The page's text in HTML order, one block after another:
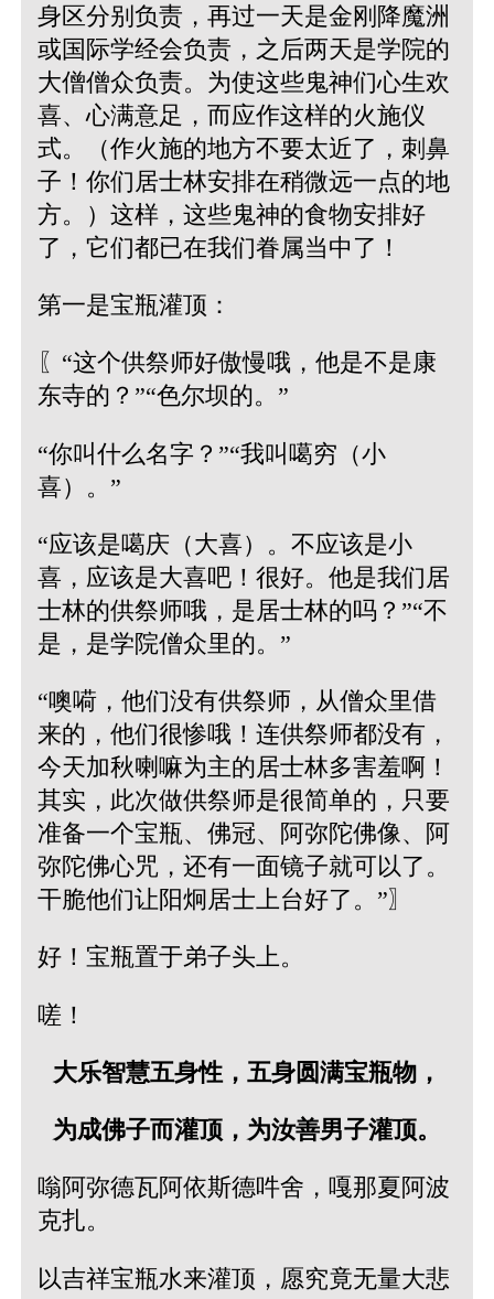
身区分别负责，再过一天是金刚降魔洲
或国际学经会负责，之后两天是学院的
大僧僧众负责。为使这些鬼神们心生欢
喜、心满意足，而应作这样的火施仪
式。（作火施的地方不要太近了，刺鼻
子！你们居士林安排在稍微远一点的地
方。）这样，这些鬼神的食物安排好
了，它们都已在我们眷属当中了！
第一是宝瓶灌顶：
〖“这个供祭师好傲慢哦，他是不是康
东寺的？”“色尔坝的。”
“你叫什么名字？”“我叫噶穷（小
喜）。”
“应该是噶庆（大喜）。不应该是小
喜，应该是大喜吧！很好。他是我们居
士林的供祭师哦，是居士林的吗？”“不
是，是学院僧众里的。”
“噢嗬，他们没有供祭师，从僧众里借
来的，他们很惨哦！连供祭师都没有，
今天加秋喇嘛为主的居士林多害羞啊！
其实，此次做供祭师是很简单的，只要
准备一个宝瓶、佛冠、阿弥陀佛像、阿
弥陀佛心咒，还有一面镜子就可以了。
干脆他们让阳炯居士上台好了。”〗
好！宝瓶置于弟子头上。
嗟！
大乐智慧五身性，五身圆满宝瓶物，
为成佛子而灌顶，为汝善男子灌顶。
嗡阿弥德瓦阿依斯德吽舍，嘎那夏阿波
克扎。
以吉祥宝瓶水来灌顶，愿究竟无量大悲